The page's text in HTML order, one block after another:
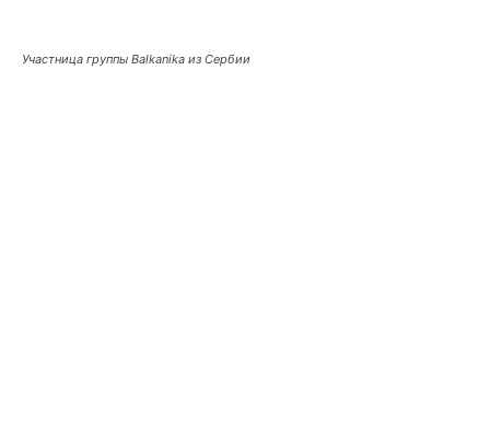
Участница группы Balkanika из Сербии